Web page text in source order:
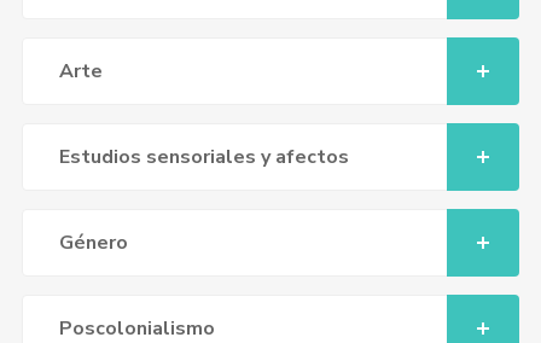
Arte
Estudios sensoriales y afectos
Género
Poscolonialismo